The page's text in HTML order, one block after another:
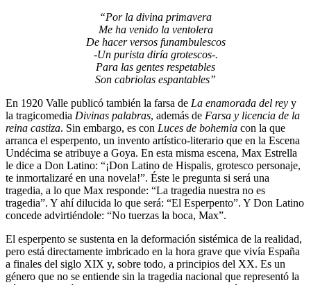
“Por la divina primavera
Me ha venido la ventolera
De hacer versos funambulescos
-Un purista diría grotescos-.
Para las gentes respetables
Son cabriolas espantables”
En 1920 Valle publicó también la farsa de La enamorada del rey y
la tragicomedia Divinas palabras, además de Farsa y licencia de la
reina castiza. Sin embargo, es con Luces de bohemia con la que
arranca el esperpento, un invento artístico-literario que en la Escena
Undécima se atribuye a Goya. En esta misma escena, Max Estrella
le dice a Don Latino: “¡Don Latino de Hispalis, grotesco personaje,
te inmortalizaré en una novela!”. Éste le pregunta si será una
tragedia, a lo que Max responde: “La tragedia nuestra no es
tragedia”. Y ahí dilucida lo que será: “El Esperpento”. Y Don Latino
concede advirtiéndole: “No tuerzas la boca, Max”.
El esperpento se sustenta en la deformación sistémica de la realidad,
pero está directamente imbricado en la hora grave que vivía España
a finales del siglo XIX y, sobre todo, a principios del XX. Es un
género que no se entiende sin la tragedia nacional que representó la